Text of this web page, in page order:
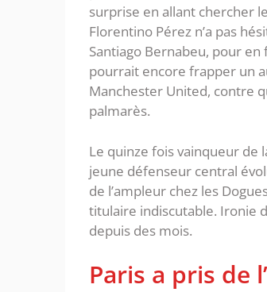
surprise en allant chercher
Florentino Pérez n’a pas
Santiago Bernabeu, pour en
pourrait encore frapper un
Manchester United, contre
palmarès.
Le quinze fois vainqueur de
jeune défenseur central
de l’ampleur chez les
titulaire indiscutable. Ironie
depuis des mois.
Paris a pris de